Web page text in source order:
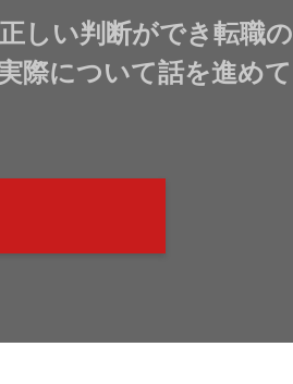
しい判断ができ転職の
際について話を進めて